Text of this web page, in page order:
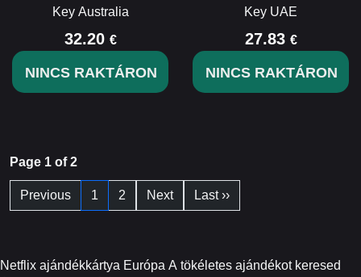
Key Australia
32.20 €
NINCS RAKTÁRON
Key UAE
27.83 €
NINCS RAKTÁRON
Page 1 of 2
Previous 1 2 Next Last ››
Netflix ajándékkártya Európa A tökéletes ajándékot keresed